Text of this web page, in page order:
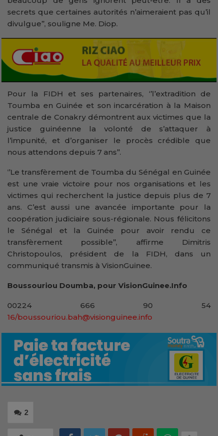
secrets que certaines autorités n’aimeraient pas qu’il
divulgue’’, souligne Me. Diop.
Pour la FIDH et ses partenaires, ‘’l’extradition de
Toumba en Guinée et son incarcération à la Maison
centrale de Conakry démontrent aux victimes que la
justice guinéenne la volonté de s’attaquer à
l’impunité, et d’organiser le procès crédible que
nous attendons depuis 7 ans’’.
‘’Le transfèrement de Toumba du Sénégal en Guinée
est une vraie victoire pour nos organisations et les
victimes qui recherchent la justice depuis plus de 7
ans. C’est aussi une avancée importante pour la
coopération judiciaire sous-régionale. Nous félicitons
le Sénégal et la Guinée pour avoir rendu ce
transfèrement possible’’, affirme Dimitris
Christopoulos, président de la FIDH, dans un
communiqué transmis à VisionGuinee.
Boussouriou Doumba, pour VisionGuinee.Info
00224 666 90 54
16/boussouriou.bah@visionguinee.info
2